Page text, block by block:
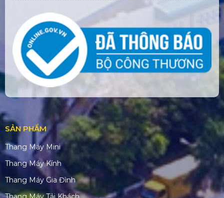
SẢN PHẨM
Thang Máy Mini
Thang Máy Kính
Thang Máy Gia Đình